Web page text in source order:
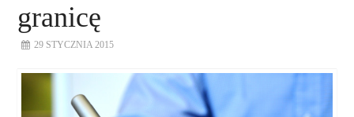
granicę
29 STYCZNIA 2015